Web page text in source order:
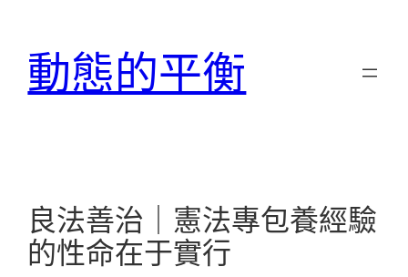
動態的平衡
良法善治｜憲法專包養經驗
的性命在于實行